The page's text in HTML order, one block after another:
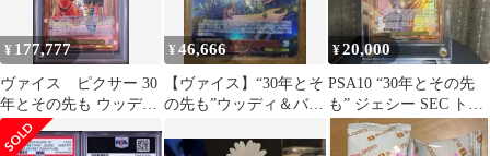
¥ 177,777
ヴァイス ピクサー 30
年とその先も ウッデ
ィ・プライド SEC
psa10
¥46,666
【ヴァイス】“30年とそ
の先も”ウッディ＆バズ
¥20,000
PSA10 “30年とその先
も” ジェシー SEC トイ
ストーリー PIXAR